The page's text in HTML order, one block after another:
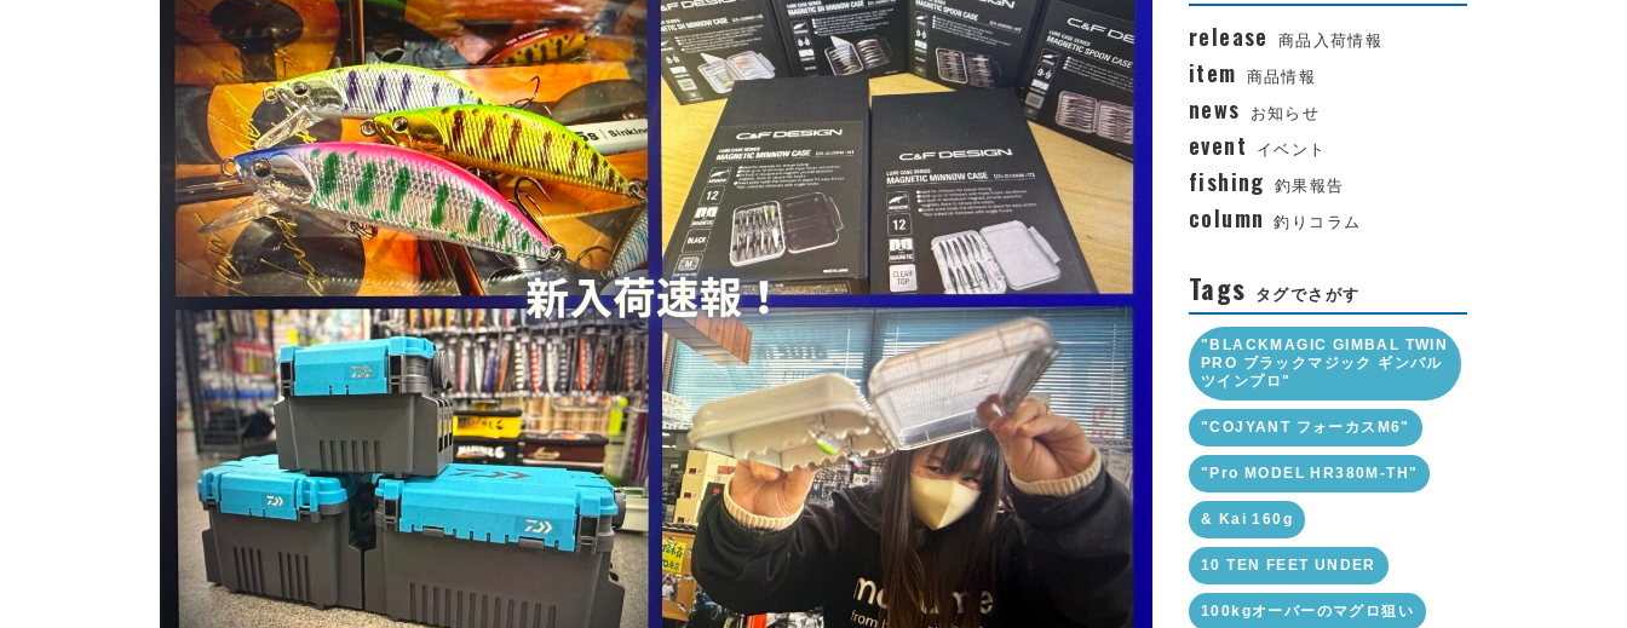
release 商品入荷情報
item 商品情報
news お知らせ
event イベント
fishing 釣果報告
column 釣りコラム
Tags タグでさがす
"BLACKMAGIC GIMBAL TWIN
PRO ブラックマジック ギンバル
ツインプロ"
"COJYANT フォーカスM6"
"Pro MODEL HR380M-TH"
& Kai 160g
10 TEN FEET UNDER
100kgオーバーのマグロ狙い